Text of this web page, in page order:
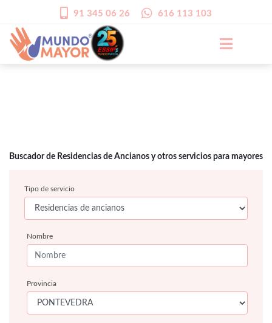
91 345 06 26 616 113 103
Buscador de Residencias de Ancianos y otros servicios para mayores
Tipo de servicio
Nombre
Provincia